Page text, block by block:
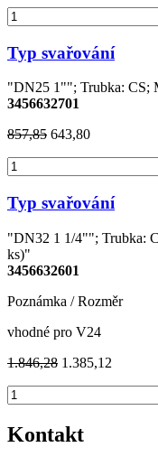
Typ svařování
"DN25 1""; Trubka: CS;
3456632701
857,85 643,80
Typ svařování
"DN32 1 1/4""; Trubka:
ks)"
3456632601
Poznámka / Rozměr
vhodné pro V24
1.846,28 1.385,12
Kontakt